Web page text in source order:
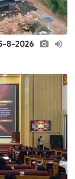
8-2026